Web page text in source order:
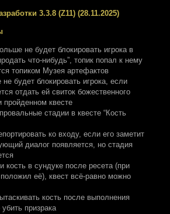
3.3.8 (Z11) (28.11.2025)
не будет блокировать игрока в
что-нибудь”, топик попал к нему
топиком Музея артефактов
будет блокировать игрока, если
отдать ей свиток божественного
пройденном квесте
стадии в квесте “Кость
ко входу, если его заметит
диалог появляется, но стадия
кость в сундуке после ресета (при
её), квест всё-равно можно
кость после выполнения
призрака